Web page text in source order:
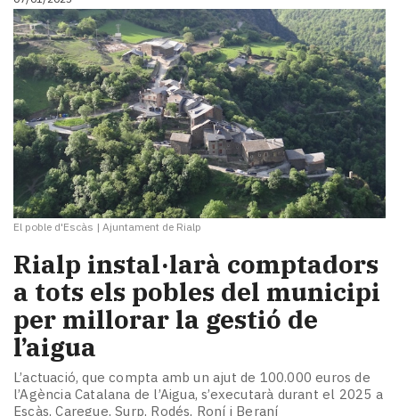
El poble d'Escàs | Ajuntament de Rialp
Rialp instal·larà comptadors
a tots els pobles del municipi
per millorar la gestió de
l’aigua
L’actuació, que compta amb un ajut de 100.000 euros de
l’Agència Catalana de l’Aigua, s’executarà durant el 2025 a
Escàs, Caregue, Surp, Rodés, Roní i Beraní